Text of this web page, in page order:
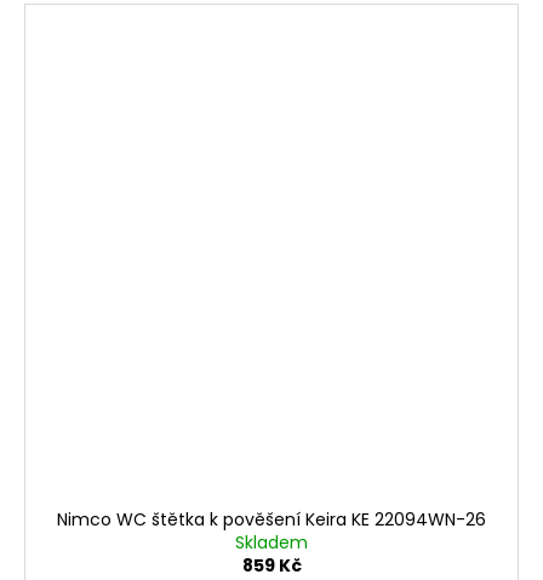
Nimco WC štětka k pověšení Keira KE 22094WN-26
Skladem
859 Kč